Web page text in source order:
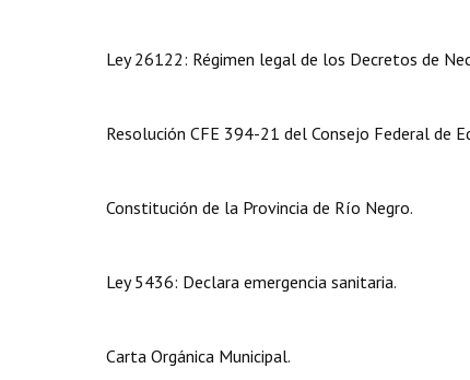
Ley 26122: Régimen legal de los Decretos de
Resolución CFE 394-21 del Consejo Federal de
Constitución de la Provincia de Río Negro.
Ley 5436: Declara emergencia sanitaria.
Carta Orgánica Municipal.